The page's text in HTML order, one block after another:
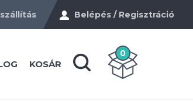
Belépés / Regisztráció
KOSÁR
0